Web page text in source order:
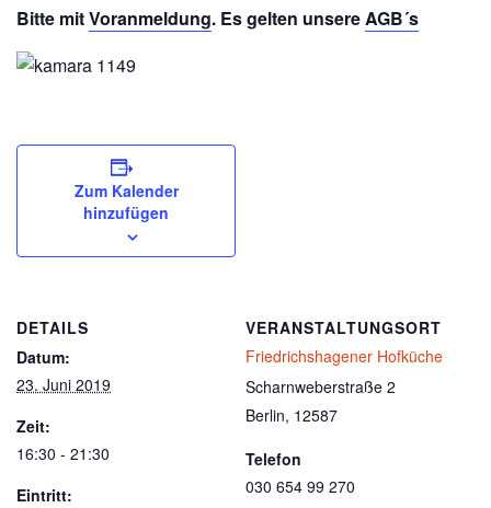
Bitte mitVoranmeldung. Es gelten unsereAGB´s
Zum Kalender
hinzufügen
DETAILS
Datum:
23. Juni 2019
Zeit:
16:30 - 21:30
Eintritt:
VERANSTALTUNGSORT
Friedrichshagener Hofküche
Scharnweberstraße 2
Berlin, 12587
Telefon
030 654 99 270